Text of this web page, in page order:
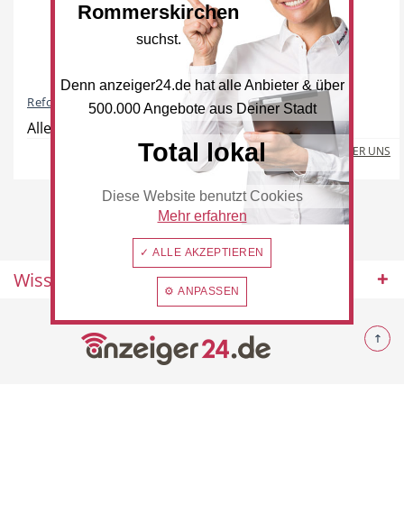
Restaurant Hotel
Beauty & Wellness Auto
Handwerk Sport & Freizeit
Reformhaus
Alle Orte , 40721 Ortsunabhängig
MEHR ÜBER UNS
Wissenswertes
© 2026 Rommerskirchen
Rommerskirchen
suchst.
Denn anzeiger24.de hat alle Anbieter & über
500.000 Angebote aus Deiner Stadt
Total lokal
Diese Website benutzt Cookies
Mehr erfahren
✓ ALLE AKZEPTIEREN
⚙ ANPASSEN